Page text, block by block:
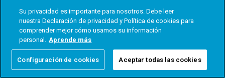
Su privacidad es importante para nosotros. Debe leer
nuestra Declaración de privacidad y Política de cookies para
comprender mejor cómo usamos su información
personal. Aprende más
Configuración de cookies Aceptar todas las cookies